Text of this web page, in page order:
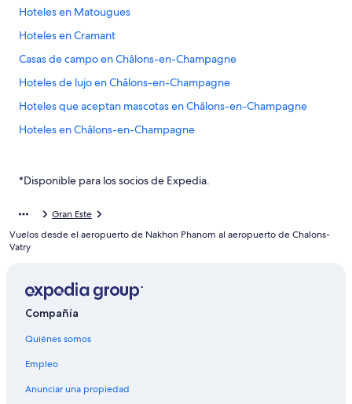
Hoteles en Matougues
Hoteles en Cramant
Casas de campo en Châlons-en-Champagne
Hoteles de lujo en Châlons-en-Champagne
Hoteles que aceptan mascotas en Châlons-en-Champagne
Hoteles en Châlons-en-Champagne
Hoteles en Tours-sur-Marne
Hoteles en Pogny
Hoteles en Reuves
Resorts en Champagne-Ardenne
Hoteles haciendas en Champagne-Ardenne
Hoteles de lujo en Champagne-Ardenne
Hoteles baratos en Champagne-Ardenne
Hoteles cerca de viñedos en Champagne-Ardenne
*Disponible para los socios de Expedia.
Gran Este
Vuelos desde el aeropuerto de Nakhon Phanom al aeropuerto de Chalons-
Vatry
Compañía
Quiénes somos
Empleo
Anunciar una propiedad